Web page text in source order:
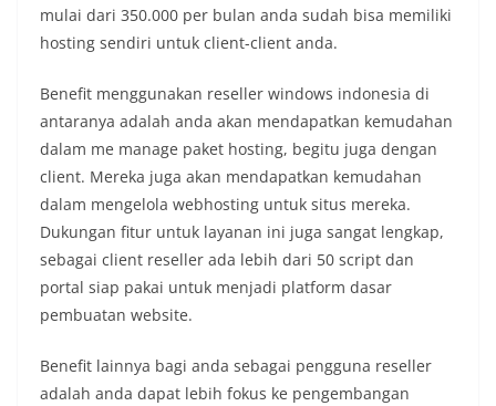
mulai dari 350.000 per bulan anda sudah bisa memiliki
hosting sendiri untuk client-client anda.
Benefit menggunakan reseller windows indonesia di
antaranya adalah anda akan mendapatkan kemudahan
dalam me manage paket hosting, begitu juga dengan
client. Mereka juga akan mendapatkan kemudahan
dalam mengelola webhosting untuk situs mereka.
Dukungan fitur untuk layanan ini juga sangat lengkap,
sebagai client reseller ada lebih dari 50 script dan
portal siap pakai untuk menjadi platform dasar
pembuatan website.
Benefit lainnya bagi anda sebagai pengguna reseller
adalah anda dapat lebih fokus ke pengembangan